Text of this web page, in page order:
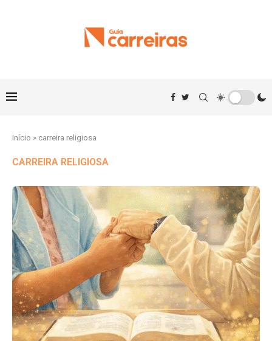
Início » carreira religiosa
CARREIRA RELIGIOSA